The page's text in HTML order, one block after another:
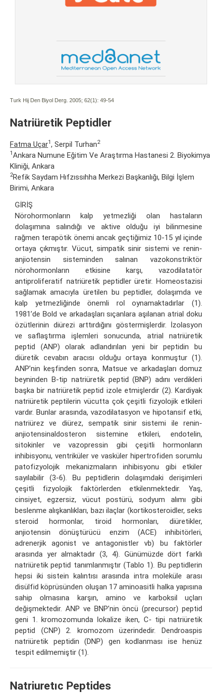
Turk Hij Den Biyol Derg. 2005; 62(1): 49-54
Natriüretik Peptidler
Fatma Uçar1, Serpil Turhan2
1Ankara Numune Eğitim Ve Araştırma Hastanesi 2. Biyokimya
Kliniği, Ankara
2Refik Saydam Hıfzıssıhha Merkezi Başkanlığı, Bilgi İşlem
Birimi, Ankara
GİRİŞ
Nörohormonların kalp yetmezliği olan hastaların
dolaşımına salındığı ve aktive olduğu iyi bilinmesine
rağmen terapötik önemi ancak geçtiğimiz 10-15 yıl içinde
ortaya çıkmıştır. Vücut, simpatik sinir sistemi ve renin-
anjiotensin sisteminden salınan vazokonstriktör
nörohormonların etkisine karşı, vazodilatatör
antiproliferatif natriüretik peptidler üretir. Homeostazisi
sağlamak amacıyla üretilen bu peptidler, dolaşımda ve
kalp yetmezliğinde önemli rol oynamaktadırlar (1).
1981’de Bold ve arkadaşları sıçanlara aşılanan atrial doku
özütlerinin diürezi arttırdığını göstermişlerdir. İzolasyon
ve saflaştırma işlemleri sonucunda, atrial natriüretik
peptid (ANP) olarak adlandırılan yeni bir peptidin bu
diüretik cevabın aracısı olduğu ortaya konmuştur (1).
ANP’nin keşfinden sonra, Matsue ve arkadaşları domuz
beyninden B-tip natriüretik peptid (BNP) adını verdikleri
başka bir natriüretik peptid izole etmişlerdir (2). Kardiyak
natriüretik peptilerin vücutta çok çeşitli fizyolojik etkileri
vardır. Bunlar arasında, vazodilatasyon ve hipotansif etki,
natriürez ve diürez, sempatik sinir sistemi ile renin-
anjiotensinaldosteron sistemine etkileri, endotelin,
sitokinler ve vazopressin gibi çeşitli hormonların
inhibisyonu, ventriküler ve vasküler hipertrofiden sorumlu
patofizyolojik mekanizmaların inhibisyonu gibi etkiler
sayılabilir (3-6). Bu peptidlerin dolaşımdaki derişimleri
çeşitli fizyolojik faktörlerden etkilenmektedir. Yaş,
cinsiyet, egzersiz, vücut postürü, sodyum alımı gibi
beslenme alışkanlıkları, bazı ilaçlar (kortikosteroidler, seks
steroid hormonlar, tiroid hormonları, diüretikler,
anjiotensin dönüştürücü enzim (ACE) inhibitörleri,
adrenerjik agonist ve antagonistler vb) bu faktörler
arasında yer almaktadır (3, 4). Günümüzde dört farklı
natriüretik peptid tanımlanmıştır (Tablo 1). Bu peptidlerin
hepsi iki sistein kalıntısı arasında intra moleküle arası
disülfid köprüsünden oluşan 17 aminoasitli halka yapısına
sahip olmasına karşın, amino ve karboksil uçları
değişmektedir. ANP ve BNP’nin öncü (precursor) peptid
geni 1. kromozomunda lokalize iken, C- tipi natriüretik
peptid (CNP) 2. kromozom üzerindedir. Dendroaspis
natriüretik peptidin (DNP) gen kodlanması ise henüz
tespit edilmemiştir (1).
Natriuretıc Peptides